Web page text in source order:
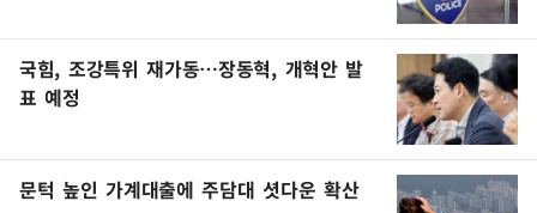
국힘, 조강특위 재가동…장동혁, 개혁안 발
표 예정
문턱 높인 가계대출에 주담대 셧다운 확산